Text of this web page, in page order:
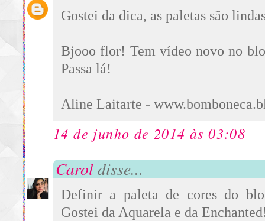
Gostei da dica, as paletas são
Bjooo flor! Tem vídeo novo no
Passa lá!
Aline Laitarte -
14 de junho de 2014 às 03:08
Caroldisse...
Definir a paleta de cores do
Gostei da Aquarela e da